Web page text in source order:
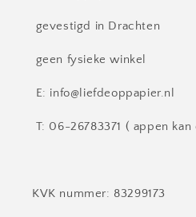
gevestigd in Drachten
geen fysieke winkel
E: info@liefdeoppapier.nl
T: 06-26783371 ( appen kan
KVK nummer: 83299173